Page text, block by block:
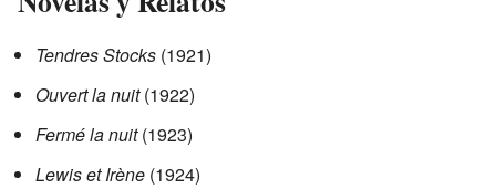
Tendres Stocks (1921)
Ouvert la nuit(1922)
Fermé la nuit(1923)
Lewis et Irène (1924)